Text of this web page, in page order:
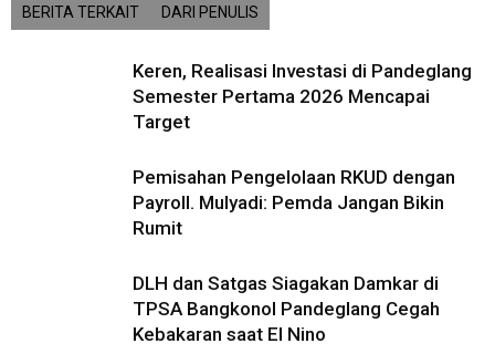
BERITA TERKAIT DARI PENULIS
Keren, Realisasi Investasi di Pandeglang
Semester Pertama 2026 Mencapai
Target
Pemisahan Pengelolaan RKUD dengan
Payroll. Mulyadi: Pemda Jangan Bikin
Rumit
DLH dan Satgas Siagakan Damkar di
TPSA Bangkonol Pandeglang Cegah
Kebakaran saat El Nino